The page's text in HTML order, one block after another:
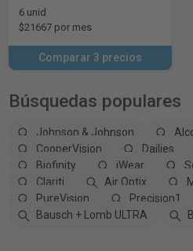
6 unid
$21667 por mes
Comparar 3 precios
Búsquedas populares
Johnson & Johnson
CooperVision
Dailies
Biofinity
iWear
Clariti
Air Optix
PureVision
Precision1
Bausch + Lomb ULTRA